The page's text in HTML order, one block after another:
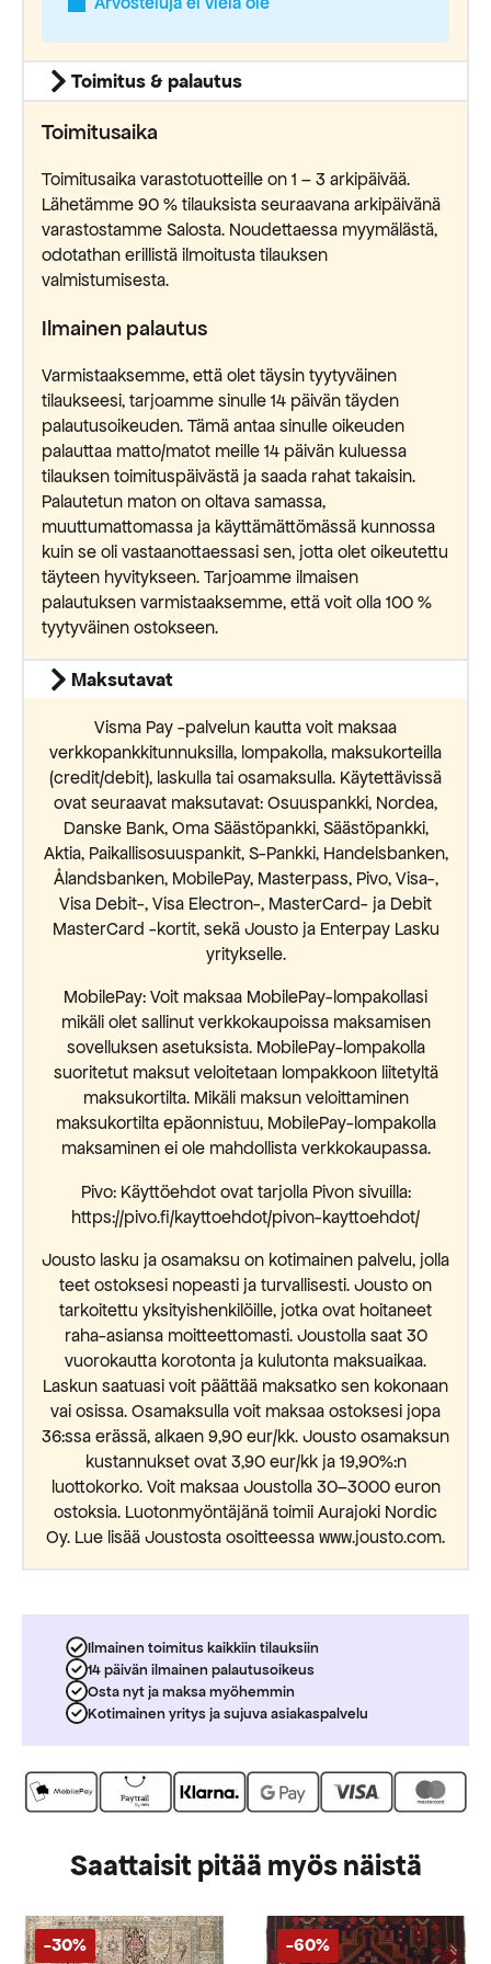
Toimitus & palautus
Toimitusaika
Toimitusaika varastotuotteille on 1 – 3 arkipäivää.
Lähetämme 90 % tilauksista seuraavana arkipäivänä
varastostamme Salosta. Noudettaessa myymälästä,
odotathan erillistä ilmoitusta tilauksen
valmistumisesta.
Ilmainen palautus
Varmistaaksemme, että olet täysin tyytyväinen
tilaukseesi, tarjoamme sinulle 14 päivän täyden
palautusoikeuden. Tämä antaa sinulle oikeuden
palauttaa matto/matot meille 14 päivän kuluessa
tilauksen toimituspäivästä ja saada rahat takaisin.
Palautetun maton on oltava samassa,
muuttumattomassa ja käyttämättömässä kunnossa
kuin se oli vastaanottaessasi sen, jotta olet oikeutettu
täyteen hyvitykseen. Tarjoamme ilmaisen
palautuksen varmistaaksemme, että voit olla 100 %
tyytyväinen ostokseen.
Maksutavat
Visma Pay -palvelun kautta voit maksaa
verkkopankkitunnuksilla, lompakolla, maksukorteilla
(credit/debit), laskulla tai osamaksulla. Käytettävissä
ovat seuraavat maksutavat: Osuuspankki, Nordea,
Danske Bank, Oma Säästöpankki, Säästöpankki,
Aktia, Paikallisosuuspankit, S-Pankki, Handelsbanken,
Ålandsbanken, MobilePay, Masterpass, Pivo, Visa-,
Visa Debit-, Visa Electron-, MasterCard- ja Debit
MasterCard -kortit, sekä Jousto ja Enterpay Lasku
yritykselle.
MobilePay: Voit maksaa MobilePay-lompakollasi
mikäli olet sallinut verkkokaupoissa maksamisen
sovelluksen asetuksista. MobilePay-lompakolla
suoritetut maksut veloitetaan lompakkoon liitetyltä
maksukortilta. Mikäli maksun veloittaminen
maksukortilta epäonnistuu, MobilePay-lompakolla
maksaminen ei ole mahdollista verkkokaupassa.
Pivo: Käyttöehdot ovat tarjolla Pivon sivuilla:
https://pivo.fi/kayttoehdot/pivon-kayttoehdot/
Jousto lasku ja osamaksu on kotimainen palvelu, jolla
teet ostoksesi nopeasti ja turvallisesti. Jousto on
tarkoitettu yksityishenkilöille, jotka ovat hoitaneet
raha-asiansa moitteettomasti. Joustolla saat 30
vuorokautta korotonta ja kulutonta maksuaikaa.
Laskun saatuasi voit päättää maksatko sen kokonaan
vai osissa. Osamaksulla voit maksaa ostoksesi jopa
36:ssa erässä, alkaen 9,90 eur/kk. Jousto osamaksun
kustannukset ovat 3,90 eur/kk ja 19,90%:n
luottokorko. Voit maksaa Joustolla 30–3000 euron
ostoksia. Luotonmyöntäjänä toimii Aurajoki Nordic
Oy. Lue lisää Joustosta osoitteessa www.jousto.com.
Ilmainen toimitus kaikkiin tilauksiin
14 päivän ilmainen palautusoikeus
Osta nyt ja maksa myöhemmin
Kotimainen yritys ja sujuva asiakaspalvelu
Saattaisit pitää myös näistä
-30% -60%